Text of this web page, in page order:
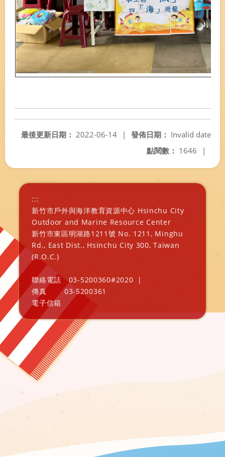
發佈日期： Invalid date
最後更新日期： 2022-06-14
|
點閱數： 1646 |
:::
新竹市戶外與海洋教育資源中心 Hsinchu City
Outdoor and Marine Resource Center
新竹市東區明湖路1211號 No. 1211, Minghu
Rd., East Dist., Hsinchu City 300, Taiwan
(R.O.C.)
聯絡電話 03-5200360#2020
|
傳真
03-5200361
電子信箱